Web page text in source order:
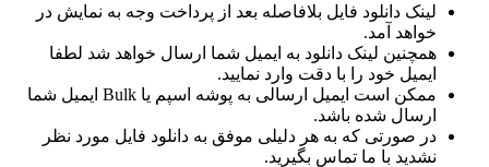
لینک دانلود فایل بلافاصله بعد از پرداخت وجه به نمایش در
خواهد آمد.
همچنین لینک دانلود به ایمیل شما ارسال خواهد شد لطفا
ایمیل خود را با دقت وارد نمایید.
ممکن است ایمیل ارسالی به پوشه اسپم یا Bulk ایمیل شما
ارسال شده باشد.
در صورتی که به هر دلیلی موفق به دانلود فایل مورد نظر
نشدید با ما تماس بگیرید.